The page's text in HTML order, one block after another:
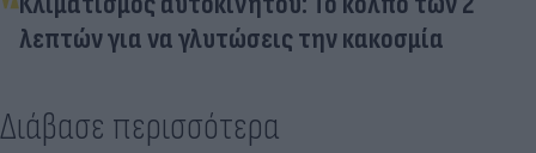
λεπτών για να γλυτώσεις την κακοσμία
Διάβασε περισσότερα